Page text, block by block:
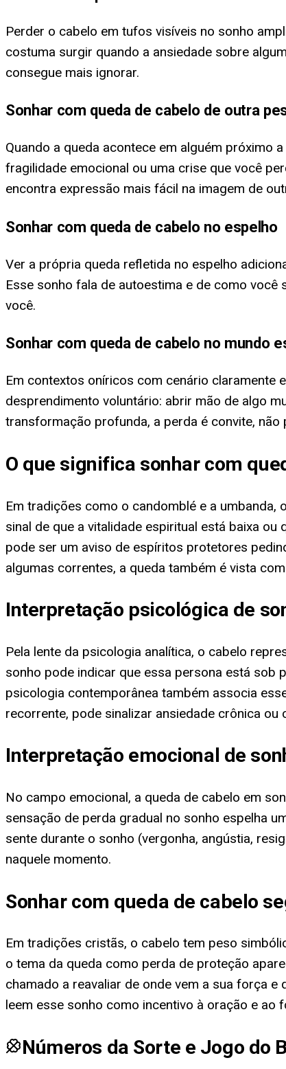
Perder o cabelo em tufos visíveis no sonho
costuma surgir quando a ansiedade sobre
consegue mais ignorar.
Sonhar com queda de cabelo de outra
Quando a queda acontece em alguém próximo
fragilidade emocional ou uma crise que você
encontra expressão mais fácil na imagem de
Sonhar com queda de cabelo no espelho
Ver a própria queda refletida no espelho
Esse sonho fala de autoestima e de como
você.
Sonhar com queda de cabelo no mundo
Em contextos oníricos com cenário claramente
desprendimento voluntário: abrir mão de algo
transformação profunda, a perda é convite, não
O que significa sonhar com
Em tradições como o candomblé e a
sinal de que a vitalidade espiritual está baixa
pode ser um aviso de espíritos protetores
algumas correntes, a queda também é vista
Interpretação psicológica de
Pela lente da psicologia analítica, o cabelo
sonho pode indicar que essa persona está sob
psicologia contemporânea também associa
recorrente, pode sinalizar ansiedade crônica
Interpretação emocional de
No campo emocional, a queda de cabelo em
sensação de perda gradual no sonho espelha
sente durante o sonho (vergonha, angústia,
naquele momento.
Sonhar com queda de cabelo
Em tradições cristãs, o cabelo tem peso
o tema da queda como perda de proteção
chamado a reavaliar de onde vem a sua força
leem esse sonho como incentivo à oração e ao
Números da Sorte e Jogo do